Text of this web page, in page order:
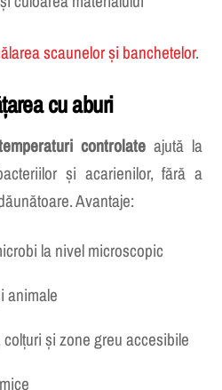
culoarea materialului
scaunelor și banchetelor
cu aburi
controlate
și acarienilor, fără a
Avantaje:
la nivel microscopic
animale
și zone greu accesibile